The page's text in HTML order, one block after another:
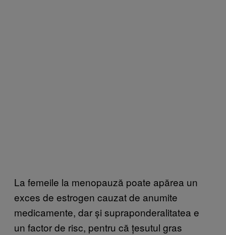
La femeile la menopauză poate apărea un
exces de estrogen cauzat de anumite
medicamente, dar și supraponderalitatea e
un factor de risc, pentru că țesutul gras